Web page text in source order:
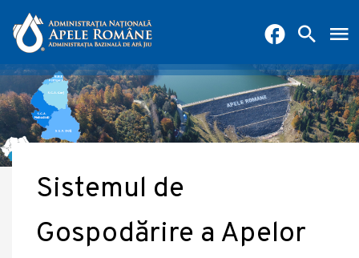
Sistemul de
Gospodărire a Apelor